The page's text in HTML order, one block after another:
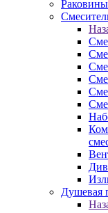
Раковины
Душевая